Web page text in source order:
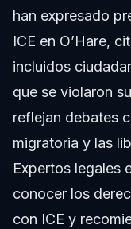
han expresado
ICE en O’Hare,
incluidos
que se violaron
reflejan debates
migratoria y las
Expertos legales
conocer los
con ICE y